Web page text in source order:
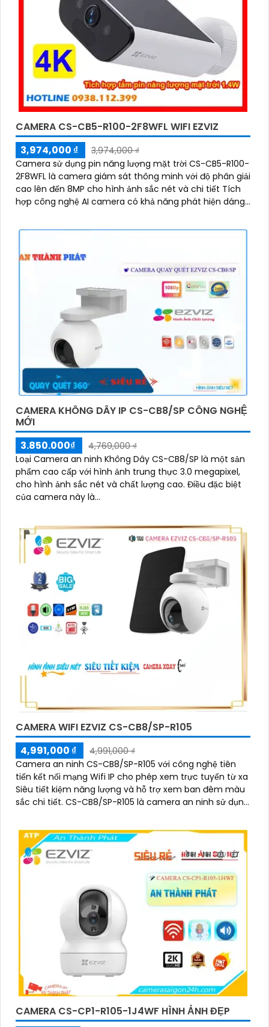
CAMERA CS-CB5-R100-2F8WFL WIFI EZVIZ
3,974,000 ₫
3,974,000 ₫
Camera sử dụng pin năng lượng mặt trời CS-CB5-R100-
2F8WFL là camera giám sát thông minh với độ phân giải
cao lên đến 8MP cho hình ảnh sắc nét và chi tiết Tích
hợp công nghệ AI camera có khả năng phát hiện dáng
Thiết kế bền bỉ chống nước IP65 phù hợp lắp đặt trong
2F8WFL có khả năng còi hú, đèn chớp báo động, Wifi
Không Dây, chức năng AI deep learning phân biệt người
CAMERA KHÔNG DÂY IP CS-CB8/SP CÔNG NGHỆ
MỚI
3.850.000₫
4,769,000 ₫
Loại Camera an ninh Không Dây CS-CB8/SP là một sản
phẩm cao cấp với hình ảnh trung thực 3.0 megapixel,
cho hình ảnh sắc nét và chất lượng cao. Điều đặc biệt
của camera này là...
CAMERA WIFI EZVIZ CS-CB8/SP-R105
4,991,000 ₫
4,991,000 ₫
Camera an ninh CS-CB8/SP-R105 với công nghệ tiên
tiến kết nối mạng Wifi IP cho phép xem trực tuyến từ xa
Siêu tiết kiệm năng lượng và hỗ trợ xem ban đêm màu
sắc chi tiết. CS-CB8/SP-R105 là camera an ninh sử dụng
CAMERA CS-CP1-R105-1J4WF HÌNH ẢNH ĐẸP